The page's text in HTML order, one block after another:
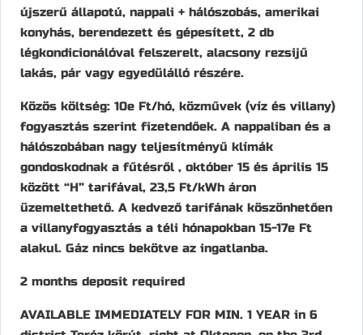
újszerű állapotú, nappali + hálószobás, amerikai
konyhás, berendezett és gépesített, 2 db
légkondicionálóval felszerelt, alacsony rezsijű
lakás, pár vagy egyedülálló részére.
Közös költség: 10e Ft/hó, közművek (víz és villany)
fogyasztás szerint fizetendőek. A nappaliban és a
hálószobában nagy teljesítményű klímák
gondoskodnak a fűtésről , október 15 és április 15
között “H” tarifával, 23,5 Ft/kWh áron
üzemeltethető. A kedvező tarifának köszönhetően
a villanyfogyasztás a téli hónapokban 15-17e Ft
alakul. Gáz nincs bekötve az ingatlanba.
2 months deposit required
AVAILABLE IMMEDIATELY FOR MIN. 1 YEAR in 6